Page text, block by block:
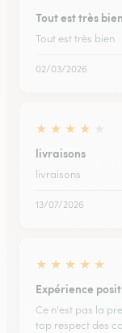
Tout est très bien
Tout est très bien
02/03/2026
★ ★ ★ ★
livraisons
livraisons
13/07/2026
★ ★ ★ ★ ★
Expérience
Ce n'est pas la
top respect des